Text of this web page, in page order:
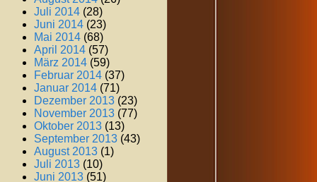
Juli 2014 (28)
Juni 2014 (23)
Mai 2014 (68)
April 2014 (57)
März 2014 (59)
Februar 2014 (37)
Januar 2014 (71)
Dezember 2013 (23)
November 2013 (77)
Oktober 2013 (13)
September 2013 (43)
August 2013 (1)
Juli 2013 (10)
Juni 2013 (51)